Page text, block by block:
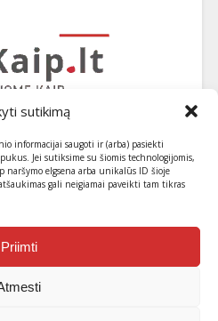
sutikimą
informacijai saugoti ir (arba) pasiekti
Jei sutiksime su šiomis technologijomis,
naršymo elgsena arba unikalūs ID šioje
gali neigiamai paveikti tam tikras
Priimti
naujausius